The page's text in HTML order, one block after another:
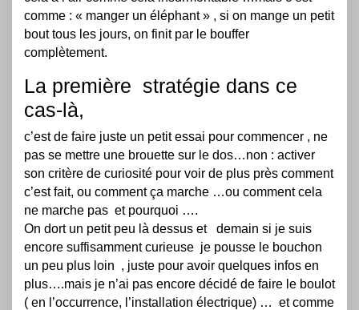
comme : « manger un éléphant » , si on mange un petit
bout tous les jours, on finit par le bouffer
complètement.
La première stratégie dans ce
cas-là,
c’est de faire juste un petit essai pour commencer , ne
pas se mettre une brouette sur le dos…non : activer
son critère de curiosité pour voir de plus près comment
c’est fait, ou comment ça marche …ou comment cela
ne marche pas et pourquoi ….
On dort un petit peu là dessus et demain si je suis
encore suffisamment curieuse je pousse le bouchon
un peu plus loin , juste pour avoir quelques infos en
plus….mais je n’ai pas encore décidé de faire le boulot
( en l’occurrence, l’installation électrique) … et comme